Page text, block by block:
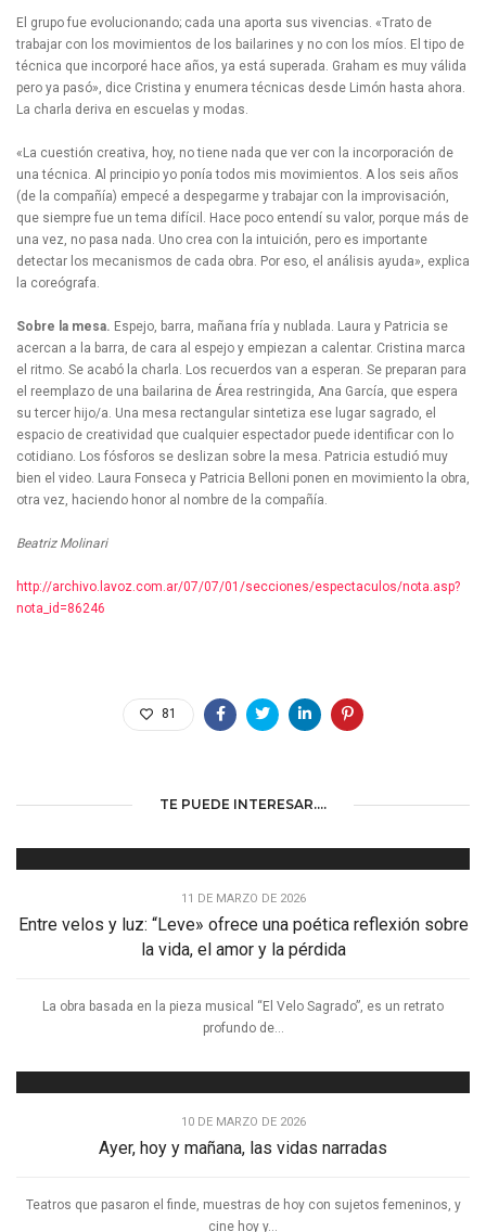
El grupo fue evolucionando; cada una aporta sus vivencias. «Trato de
trabajar con los movimientos de los bailarines y no con los míos. El tipo de
técnica que incorporé hace años, ya está superada. Graham es muy válida
pero ya pasó», dice Cristina y enumera técnicas desde Limón hasta ahora.
La charla deriva en escuelas y modas.
«La cuestión creativa, hoy, no tiene nada que ver con la incorporación de
una técnica. Al principio yo ponía todos mis movimientos. A los seis años
(de la compañía) empecé a despegarme y trabajar con la improvisación,
que siempre fue un tema difícil. Hace poco entendí su valor, porque más de
una vez, no pasa nada. Uno crea con la intuición, pero es importante
detectar los mecanismos de cada obra. Por eso, el análisis ayuda», explica
la coreógrafa.
Sobre la mesa. Espejo, barra, mañana fría y nublada. Laura y Patricia se
acercan a la barra, de cara al espejo y empiezan a calentar. Cristina marca
el ritmo. Se acabó la charla. Los recuerdos van a esperan. Se preparan para
el reemplazo de una bailarina de Área restringida, Ana García, que espera
su tercer hijo/a. Una mesa rectangular sintetiza ese lugar sagrado, el
espacio de creatividad que cualquier espectador puede identificar con lo
cotidiano. Los fósforos se deslizan sobre la mesa. Patricia estudió muy
bien el video. Laura Fonseca y Patricia Belloni ponen en movimiento la obra,
otra vez, haciendo honor al nombre de la compañía.
Beatriz Molinari
http://archivo.lavoz.com.ar/07/07/01/secciones/espectaculos/nota.asp?
nota_id=86246
81
TE PUEDE INTERESAR....
11 DE MARZO DE 2026
Entre velos y luz: “Leve» ofrece una poética reflexión sobre
la vida, el amor y la pérdida
La obra basada en la pieza musical “El Velo Sagrado”, es un retrato
profundo de...
10 DE MARZO DE 2026
Ayer, hoy y mañana, las vidas narradas
Teatros que pasaron el finde, muestras de hoy con sujetos femeninos, y
cine hoy y...